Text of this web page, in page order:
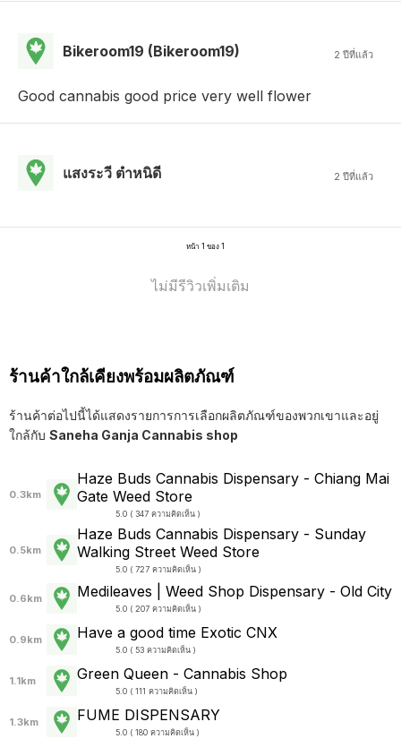
Bikeroom19 (Bikeroom19) 2 ปีที่แล้ว
Good cannabis good price very well flower
แสงระวี ตําหนิดี 2 ปีที่แล้ว
หน้า 1 ของ 1
ไม่มีรีวิวเพิ่มเติม
ร้านค้าใกล้เคียงพร้อมผลิตภัณฑ์
ร้านค้าต่อไปนี้ได้แสดงรายการการเลือกผลิตภัณฑ์ของพวกเขาและอยู่
ใกล้กับ Saneha Ganja Cannabis shop
0.3km
Haze Buds Cannabis Dispensary - Chiang Mai
Gate Weed Store
5.0 ( 347 ความคิดเห็น )
0.5km
Haze Buds Cannabis Dispensary - Sunday
Walking Street Weed Store
5.0 ( 727 ความคิดเห็น )
0.6km Medileaves | Weed Shop Dispensary - Old City
5.0 ( 207 ความคิดเห็น )
0.9km Have a good time Exotic CNX
5.0 ( 53 ความคิดเห็น )
1.1km Green Queen - Cannabis Shop
5.0 ( 111 ความคิดเห็น )
1.3km FUME DISPENSARY
5.0 ( 180 ความคิดเห็น )